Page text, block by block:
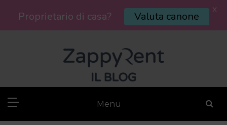
Menu
Proprietario di casa? Valuta canone X